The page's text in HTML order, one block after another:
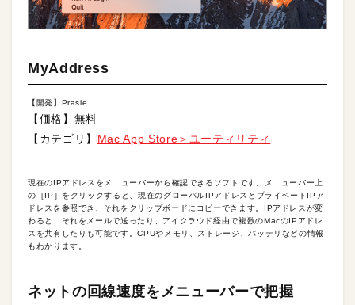
MyAddress
【開発】Prasie
【価格】無料
【カテゴリ】 Mac App Store＞ユーティリティ
現在のIPアドレスをメニューバーから確認できるソフトです。メニューバー上
の［IP］をクリックすると、現在のグローバルIPアドレスとプライベートIPア
ドレスを参照でき、それをクリップボードにコピーできます。IPアドレスが変
わると、それをメールで送ったり、アイクラウド経由で複数のMacのIPアドレ
スを共有したりも可能です。CPUやメモリ、ストレージ、バッテリなどの情報
もわかります。
ネットの回線速度をメニューバーで把握